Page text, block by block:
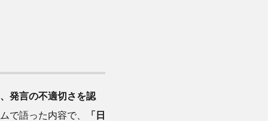
発言の不適切さを認
で語った内容で、
「日